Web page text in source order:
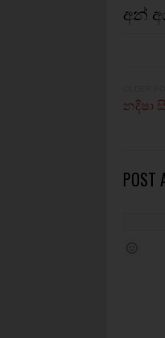
අන්
නදීෂා
POST